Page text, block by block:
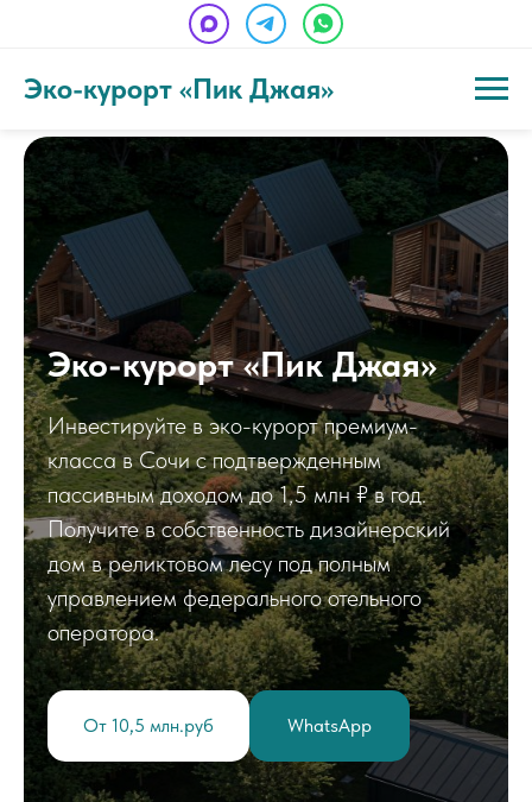
Эко-курорт «Пик Джая»
Эко-курорт «Пик Джая»
Инвестируйте в эко-курорт премиум-
класса в Сочи с подтвержденным
пассивным доходом до 1,5 млн ₽ в год.
Получите в собственность дизайнерский
дом в реликтовом лесу под полным
управлением федерального отельного
оператора.
От 10,5 млн.руб WhatsApp